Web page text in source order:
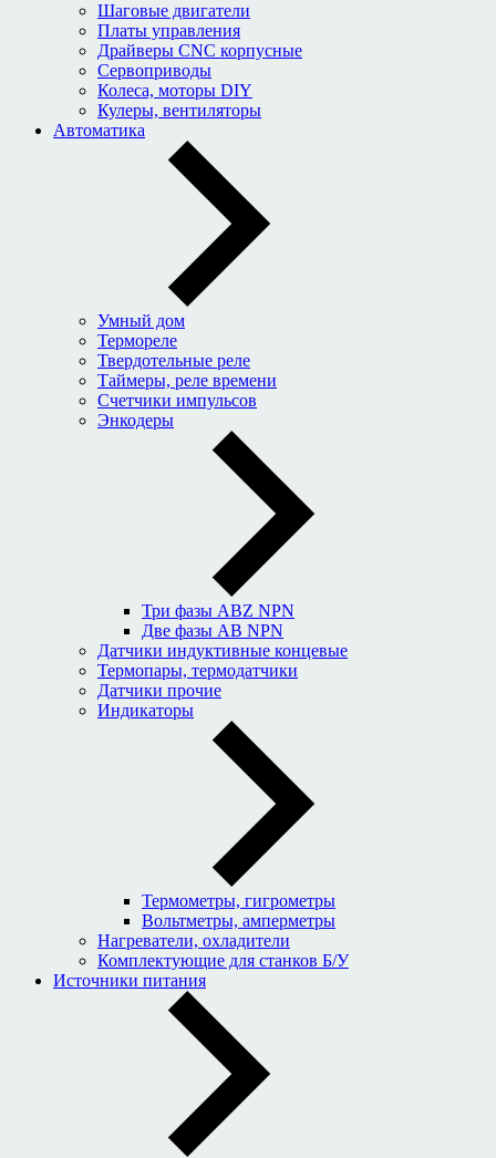
Шаговые двигатели
Платы управления
Драйверы CNC корпусные
Сервоприводы
Колеса, моторы DIY
Кулеры, вентиляторы
Автоматика
Умный дом
Термореле
Твердотельные реле
Таймеры, реле времени
Счетчики импульсов
Энкодеры
Три фазы ABZ NPN
Две фазы AB NPN
Датчики индуктивные концевые
Термопары, термодатчики
Датчики прочие
Индикаторы
Термометры, гигрометры
Вольтметры, амперметры
Нагреватели, охладители
Комплектующие для станков Б/У
Источники питания